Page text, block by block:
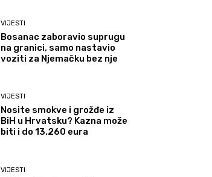
VIJESTI
Bosanac zaboravio suprugu
na granici, samo nastavio
voziti za Njemačku bez nje
VIJESTI
Nosite smokve i grožđe iz
BiH u Hrvatsku? Kazna može
biti i do 13.260 eura
VIJESTI